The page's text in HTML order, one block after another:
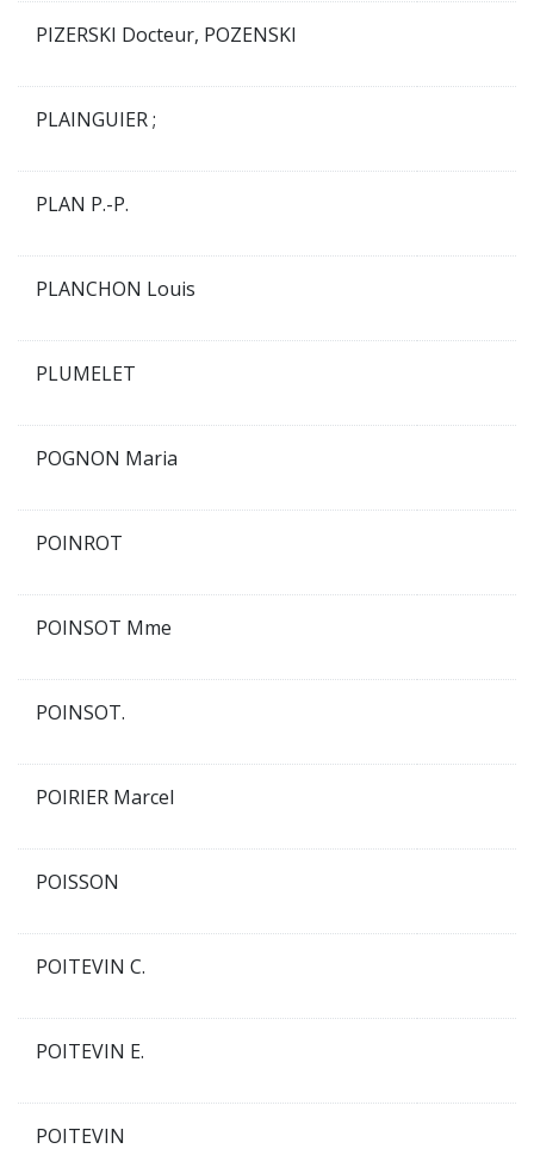
PIZERSKI Docteur, POZENSKI
PLAINGUIER ;
PLAN P.-P.
PLANCHON Louis
PLUMELET
POGNON Maria
POINROT
POINSOT Mme
POINSOT.
POIRIER Marcel
POISSON
POITEVIN C.
POITEVIN E.
POITEVIN